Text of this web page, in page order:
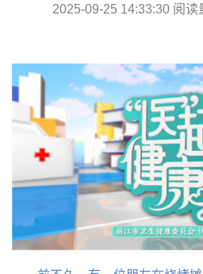
2025-09-25 14:33:30 阅